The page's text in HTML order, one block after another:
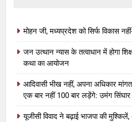
मोहन जी, मध्यप्रदेश को सिर्फ विकास नहीं-
जन उत्थान न्यास के तत्वाधान में होगा
कथा का आयोजन
आदिवासी भीख नहीं, अपना अधिकार
एक बार नहीं 100 बार लड़ेंगे: उमंग सिंघार
यूजीसी विवाद ने बढ़ाई भाजपा की